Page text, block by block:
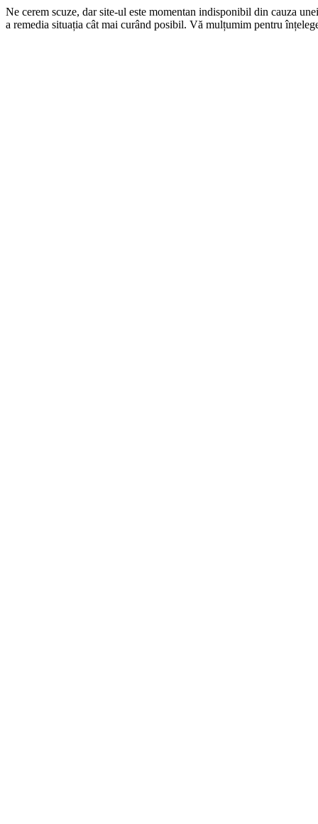
Ne cerem scuze, dar site-ul este momentan indisponibil din cauza
a remedia situația cât mai curând posibil. Vă mulțumim pentru